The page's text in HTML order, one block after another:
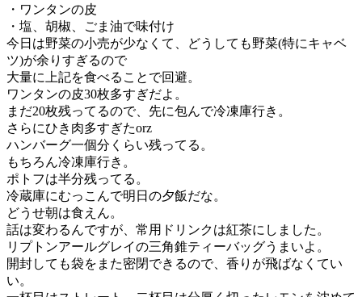
・ワンタンの皮
・塩、胡椒、ごま油で味付け
今日は野菜の小売が少なくて、どうしても野菜(特にキャベ
ツ)が余りすぎるので
大量に上記を食べることで回避。
ワンタンの皮30枚多すぎだよ。
まだ20枚残ってるので、先に包んで冷凍庫行き。
さらにひき肉多すぎたorz
ハンバーグ一個分くらい残ってる。
もちろん冷凍庫行き。
ポトフは半分残ってる。
冷蔵庫にむっこんで明日の夕飯だな。
どうせ朝は食えん。
話は変わるんですが、常用ドリンクは紅茶にしました。
リプトンアールグレイの三角錐ティーバッグうまいよ。
開封しても袋をまた密閉できるので、香りが飛ばなくてい
い。